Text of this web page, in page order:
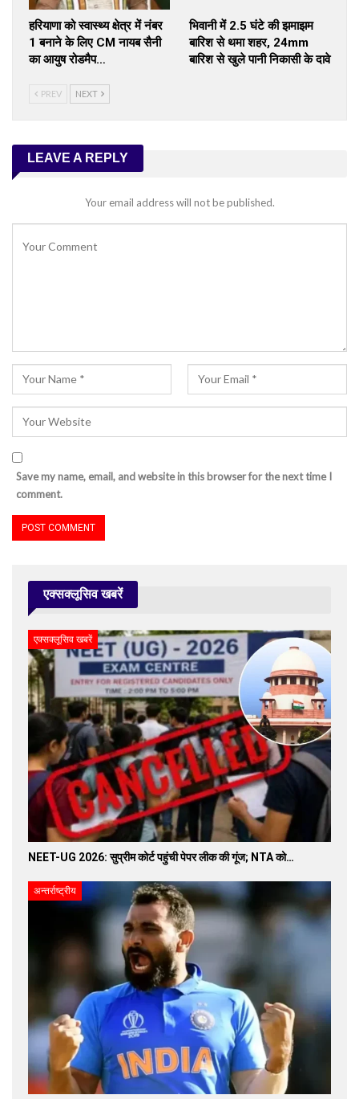
हरियाणा को स्वास्थ्य क्षेत्र में नंबर
1 बनाने के लिए CM नायब सैनी
का आयुष रोडमैप…
भिवानी में 2.5 घंटे की झमाझम
बारिश से थमा शहर, 24mm
बारिश से खुले पानी निकासी के दावे
PREV NEXT
LEAVE A REPLY
Your email address will not be published.
Save my name, email, and website in this browser for the next time I
comment.
एक्सक्लूसिव खबरें
एक्सक्लूसिव खबरें
NEET-UG 2026: सुप्रीम कोर्ट पहुंची पेपर लीक की गूंज; NTA को…
अन्तर्राष्ट्रीय